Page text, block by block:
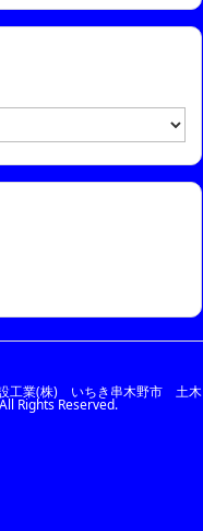
工業(株) いちき串木野市 土木
Rights Reserved.